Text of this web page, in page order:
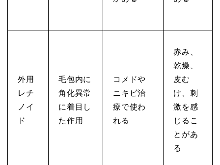
外用
レチ
ノイ
ド
毛包内に
角化異常
に着目し
た作用
コメドや
ニキビ治
療で使わ
れる
赤み、
乾燥、
皮む
け、刺
激を感
じるこ
とがあ
る